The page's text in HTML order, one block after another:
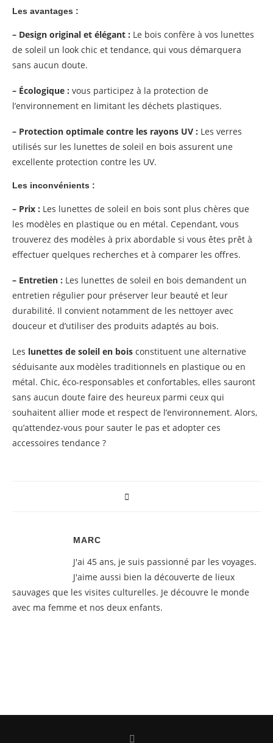
Les avantages :
– Design original et élégant : Le bois confère à vos lunettes
de soleil un look chic et tendance, qui vous démarquera
sans aucun doute.
– Écologique : vous participez à la protection de
l’environnement en limitant les déchets plastiques.
– Protection optimale contre les rayons UV : Les verres
utilisés sur les lunettes de soleil en bois assurent une
excellente protection contre les UV.
Les inconvénients :
– Prix : Les lunettes de soleil en bois sont plus chères que
les modèles en plastique ou en métal. Cependant, vous
trouverez des modèles à prix abordable si vous êtes prêt à
effectuer quelques recherches et à comparer les offres.
– Entretien : Les lunettes de soleil en bois demandent un
entretien régulier pour préserver leur beauté et leur
durabilité. Il convient notamment de les nettoyer avec
douceur et d’utiliser des produits adaptés au bois.
Les lunettes de soleil en bois constituent une alternative
séduisante aux modèles traditionnels en plastique ou en
métal. Chic, éco-responsables et confortables, elles sauront
sans aucun doute faire des heureux parmi ceux qui
souhaitent allier mode et respect de l’environnement. Alors,
qu’attendez-vous pour sauter le pas et adopter ces
accessoires tendance ?
MARC
J'ai 45 ans, je suis passionné par les voyages.
J'aime aussi bien la découverte de lieux
sauvages que les visites culturelles. Je découvre le monde
avec ma femme et nos deux enfants.